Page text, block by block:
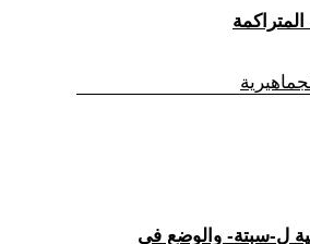
ل-سبتة- والوضع في